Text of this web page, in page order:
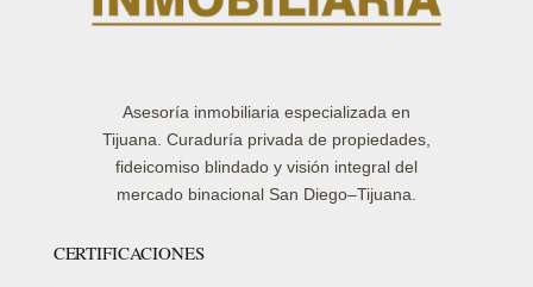
Asesoría inmobiliaria especializada en
Tijuana. Curaduría privada de propiedades,
fideicomiso blindado y visión integral del
mercado binacional San Diego–Tijuana.
CERTIFICACIONES